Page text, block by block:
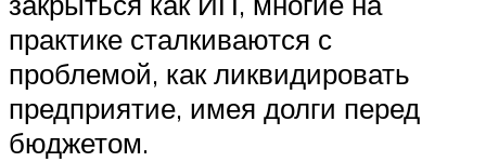
практике сталкиваются с
проблемой, как ликвидировать
предприятие, имея долги перед
бюджетом.